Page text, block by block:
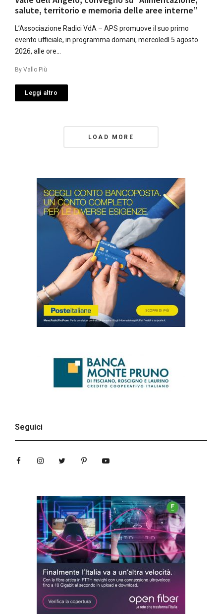
salute, territorio e memoria delle aree interne”
L’Associazione Radici VdA – APS promuove il suo primo
evento ufficiale, in programma domani, mercoledì 5 agosto
2026, alle ore…
By Vallo Più
Leggi altro
PostsLOAD MORE
Seguici